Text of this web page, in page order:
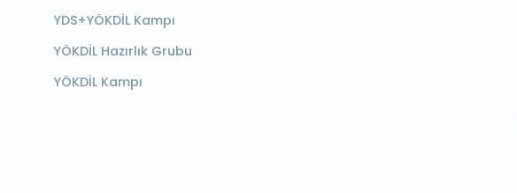
YDS+YÖKDİL Kampı
YÖKDİL Hazırlık Grubu
YÖKDİL Kampı